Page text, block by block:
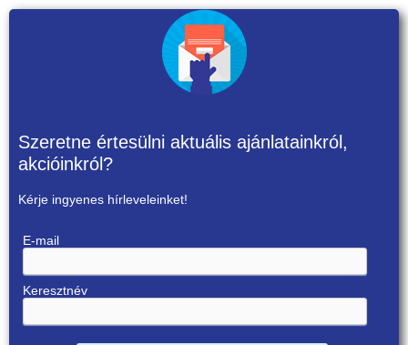
Szeretne értesülni aktuális ajánlatainkról,
akcióinkról?
Kérje ingyenes hírleveleinket!
E-mail
Keresztnév